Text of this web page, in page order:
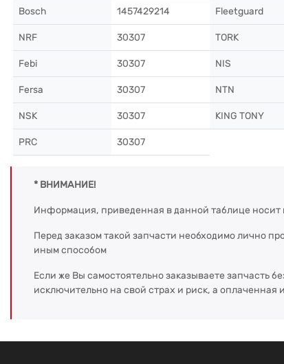
Bosch 1457429214 Fleetguard
NRF 30307 TORK
Febi 30307 NIS
Fersa 30307 NTN
NSK 30307 KING TONY
PRC 30307
* ВНИМАНИЕ!
Информация, приведенная в данной таблице
Перед заказом такой запчасти необходимо лично
иным способом
Если же Вы самостоятельно заказываете запчасть
исключительно на свой страх и риск, а оплаченная